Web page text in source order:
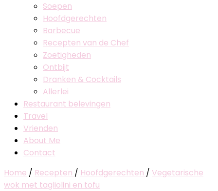
Soepen
Hoofdgerechten
Barbecue
Recepten van de Chef
Zoetigheden
Ontbijt
Dranken & Cocktails
Allerlei
Restaurant belevingen
Travel
Vrienden
About Me
Contact
Home / Recepten / Hoofdgerechten / Vegetarische
wok met tagliolini en tofu